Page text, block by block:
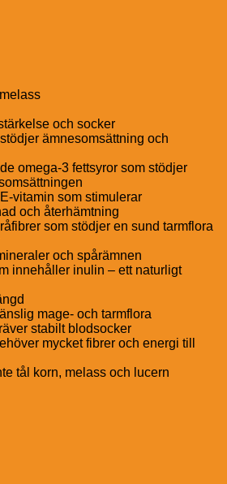
och socker
ämnesomsättning och
omega-3 fettsyror som stödjer
vitamin som stimulerar
och återhämtning
som stödjer en sund tarmflora
och spårämnen
innehåller inulin – ett naturligt
mage- och tarmflora
stabilt blodsocker
mycket fibrer och energi till
tål korn, melass och lucern